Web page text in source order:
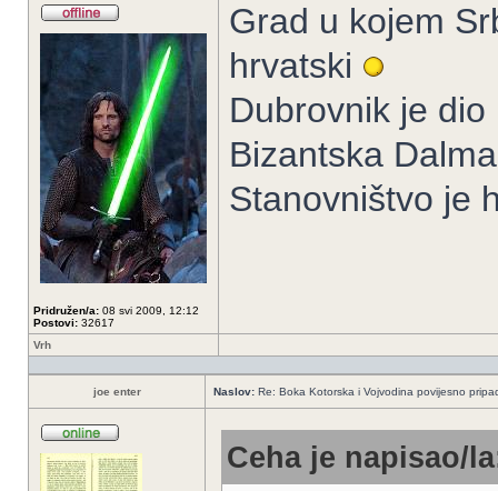
Pridružen/a: 08 svi 2009, 12:12
Postovi: 32617
Grad u kojem
hrvatski
Dubrovnik je
Bizantska
Stanovništvo je
Vrh
joe enter Naslov: Re: Boka Kotorska i Vojvodina povijesno
Ceha je napisao/